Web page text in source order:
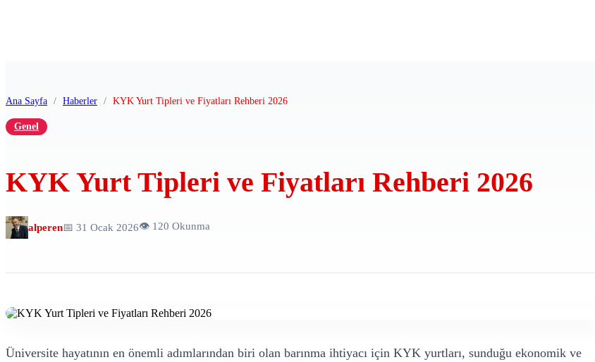
Ana Sayfa / Haberler / KYK Yurt Tipleri ve Fiyatları Rehberi 2026
Genel
KYK Yurt Tipleri ve Fiyatları Rehberi 2026
alperen📅 31 Ocak 2026👁️ 120 Okunma
Üniversite hayatının en önemli adımlarından biri olan barınma ihtiyacı için KYK yurtları, sunduğu ekonomik ve